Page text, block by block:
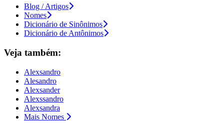
Blog / Artigos
Nomes
Dicionário de Sinônimos
Dicionário de Antônimos
Veja também:
Alexsandro
Alesandro
Alexsander
Alexssandro
Alexsandra
Mais Nomes